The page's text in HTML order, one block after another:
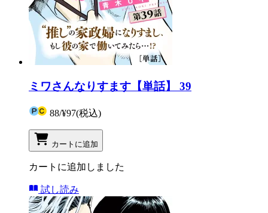
ミワさんなりすます【単話】 39
88/¥97(税込)
カートに追加
カートに追加しました
試し読み